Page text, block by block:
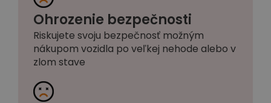
Ohrozenie bezpečnosti
Riskujete svoju bezpečnosť možným
nákupom vozidla po veľkej nehode alebo v
zlom stave